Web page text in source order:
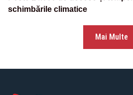
schimbările climatice
Mai Multe